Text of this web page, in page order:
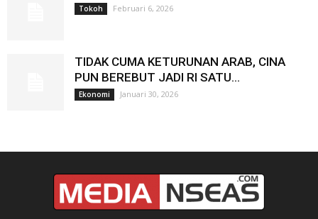
Tokoh Februari 6, 2026
TIDAK CUMA KETURUNAN ARAB, CINA
PUN BEREBUT JADI RI SATU…
Ekonomi Januari 30, 2026